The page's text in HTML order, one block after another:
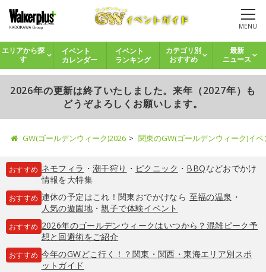
MENU
エリアから探
す
イベント
カレンダー
イベント
ランキング
カテゴリ別
おすすめ
最新
ニュース
2026年の更新は終了いたしました。来年（2027年）も
どうぞよろしくお願いします。
GW(ゴールデンウィーク)2026 関東のGW(ゴールデンウィーク)イ
おすすめ ネモフィラ ・ 潮干狩り ・ ピクニック ・ BBQなどおでかけ
情報を大特集
おすすめ 連休の予定はこれ！関東おでかけなら 至福の温泉 ・
人気の遊園地・親子で体験イベント
おすすめ 2026年のゴールデンウィークはいつから？混雑ピーク予
想と回避術をご紹介
おすすめ 今年のGWどこ行く！？関東・関西・東海エリア別スポ
ットガイド